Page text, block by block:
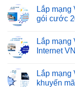
Lắp
gói cước
Lắp
Internet
Lắp
khuyến